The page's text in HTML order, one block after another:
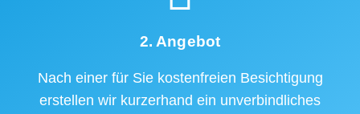
2. Angebot
Nach einer für Sie kostenfreien Besichtigung
erstellen wir kurzerhand ein unverbindliches